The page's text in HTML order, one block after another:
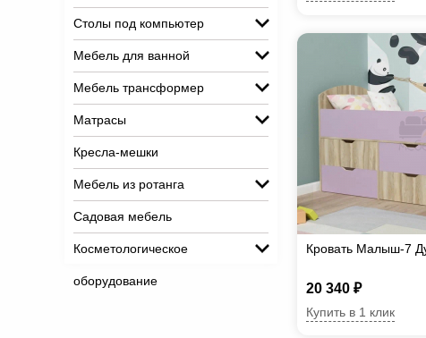
Столы под компьютер
Мебель для ванной
Мебель трансформер
Матрасы
Кресла-мешки
Мебель из ротанга
Садовая мебель
Косметологическое
оборудование
Кровать Малыш-7
20 340 ₽
Купить в 1 клик